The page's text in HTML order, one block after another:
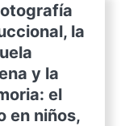
la
y la
el
en niños,